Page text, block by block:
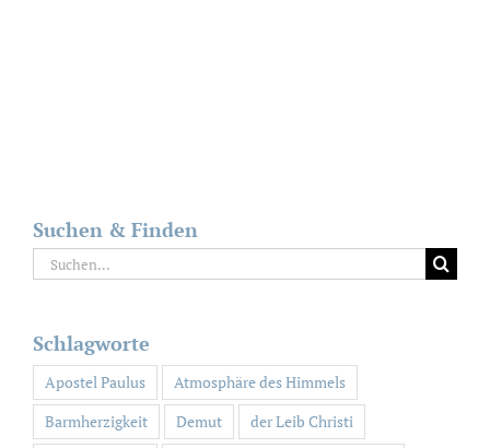
Suchen & Finden
Suche
nach:
Schlagworte
Apostel Paulus
Atmosphäre des Himmels
Barmherzigkeit
Demut
der Leib Christi